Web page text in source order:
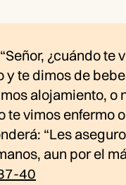
¿cuándo te
te dimos de
alojamiento, o
te vimos enfermo
“Les
aun por el
40